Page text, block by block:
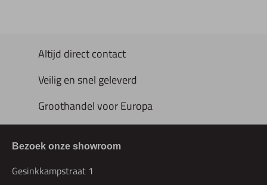
Altijd direct contact
Veilig en snel geleverd
Groothandel voor Europa
Bezoek onze showroom
Gesinkkampstraat 1